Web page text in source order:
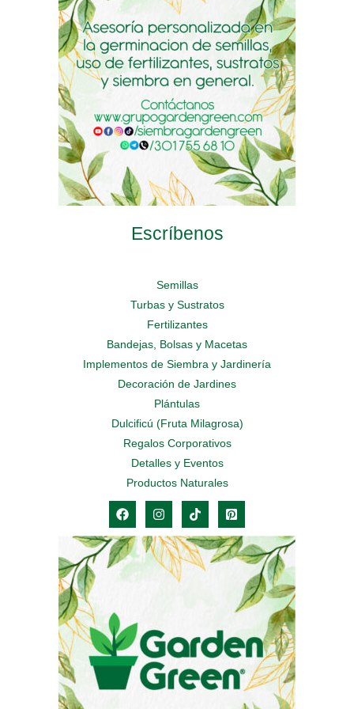
chosen
on
the
product
page
chosen
on
the
product
page
be
chosen
on
the
product
page
Escríbenos
Semillas
Turbas y Sustratos
Fertilizantes
Bandejas, Bolsas y Macetas
Implementos de Siembra y Jardinería
Decoración de Jardines
Plántulas
Dulcificú (Fruta Milagrosa)
Regalos Corporativos
Detalles y Eventos
Productos Naturales